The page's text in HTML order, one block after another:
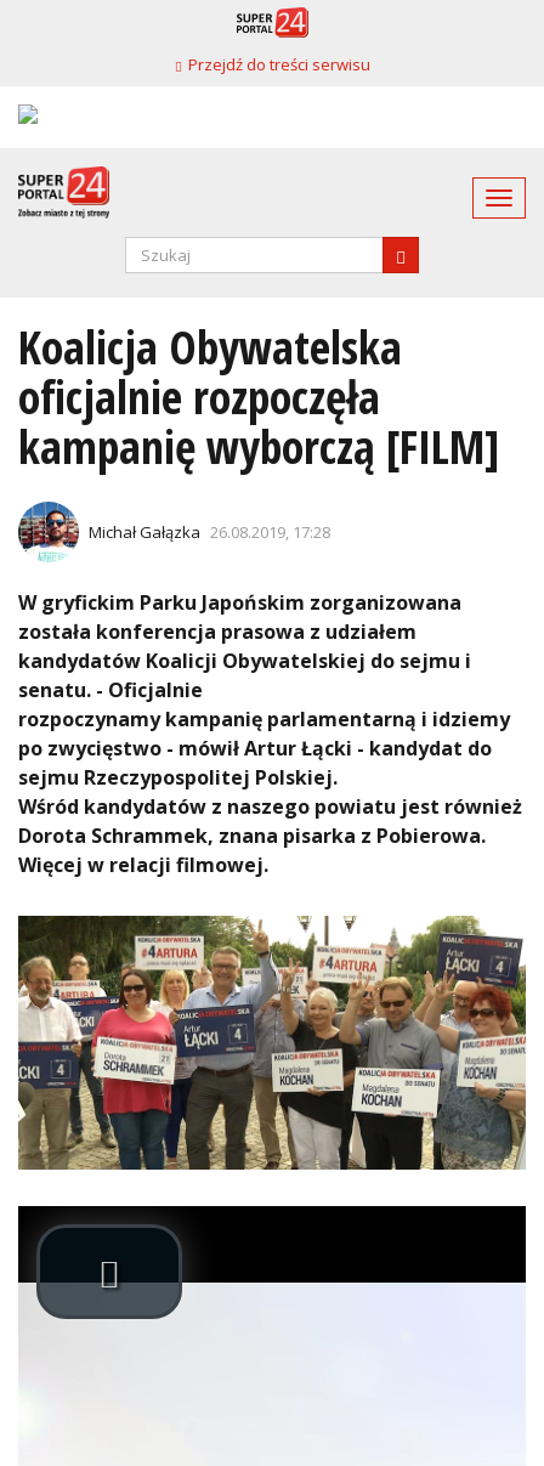
Przejdź do treści serwisu
Formularz
Koalicja Obywatelska
oficjalnie rozpoczęła
kampanię wyborczą [FILM]
Michał Gałązka 26.08.2019, 17:28
W gryfickim Parku Japońskim zorganizowana
została konferencja prasowa z udziałem
kandydatów Koalicji Obywatelskiej do sejmu i
senatu. - Oficjalnie
rozpoczynamy kampanię parlamentarną i idziemy
po zwycięstwo - mówił Artur Łącki - kandydat do
sejmu Rzeczypospolitej Polskiej.
Wśród kandydatów z naszego powiatu jest również
Dorota Schrammek, znana pisarka z Pobierowa.
Więcej w relacji filmowej.